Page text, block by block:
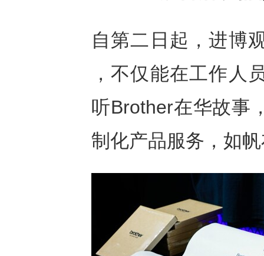
自第二日起，进博
，不仅能在工作人
听Brother在华故事
制化产品服务，如